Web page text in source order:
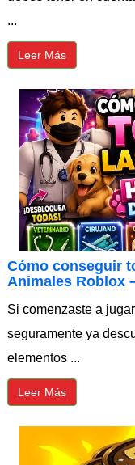
...
Leer Más
Cómo conseguir
Animales Roblox
Si comenzaste a
seguramente ya
elementos ...
Leer Más